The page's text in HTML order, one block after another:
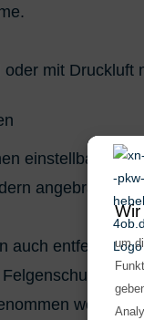
mit Druckluft
einstellbar
auch entfernt
werden.
um